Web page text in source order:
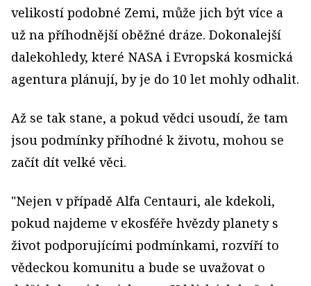
velikostí podobné Zemi, může jich být více a
už na příhodnější oběžné dráze. Dokonalejší
dalekohledy, které NASA i Evropská kosmická
agentura plánují, by je do 10 let mohly odhalit.
Až se tak stane, a pokud vědci usoudí, že tam
jsou podmínky příhodné k životu, mohou se
začít dít velké věci.
"Nejen v případě Alfa Centauri, ale kdekoli,
pokud najdeme v ekosféře hvězdy planety s
život podporujícími podmínkami, rozvíří to
vědeckou komunitu a bude se uvažovat o